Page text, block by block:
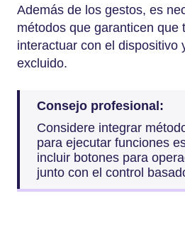
Además de los gestos, es
métodos que garanticen que
interactuar con el dispositivo
excluido.
Consejo profesional:
Considere integrar
para ejecutar funciones
incluir botones para
junto con el control